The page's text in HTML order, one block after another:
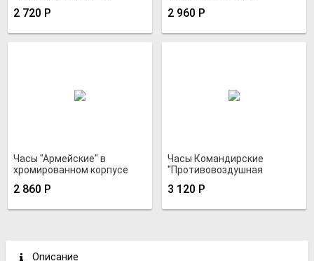
хромированном корпусе
2 720 Р
нитрид-титановые
2 960 Р
Часы "Армейские" в
хромированном корпусе
2 860 Р
Часы Командирские
"Противовоздушная
титановые с браслетом
3 120 Р
Описание